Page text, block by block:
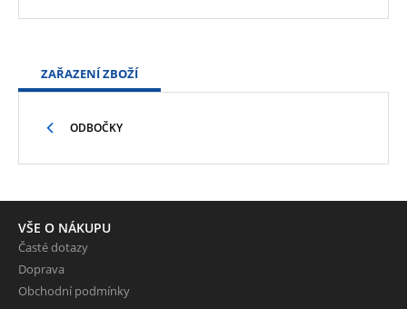
ZAŘAZENÍ ZBOŽÍ
ODBOČKY
VŠE O NÁKUPU
Časté dotazy
Doprava
Obchodní podmínky